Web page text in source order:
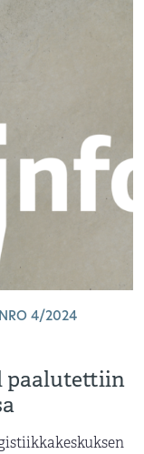
4/2024
paalutettiin